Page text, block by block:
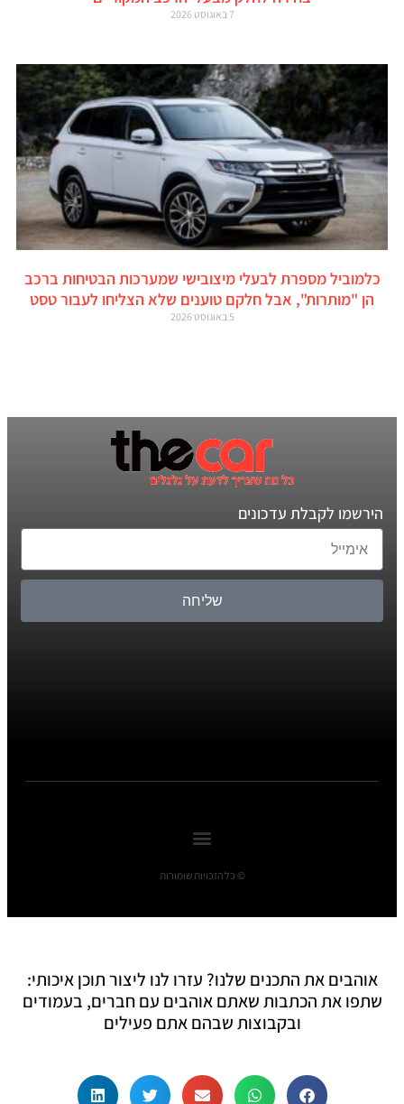
7 באוגוסט 2026
כלמוביל מספרת לבעלי מיצובישי שמערכות הבטיחות ברכב
הן "מותרות", אבל חלקם טוענים שלא הצליחו לעבור טסט
5 באוגוסט 2026
הירשמו לקבלת עדכונים
שליחה
© כל הזכויות שומורות
אוהבים את התכנים שלנו? עזרו לנו ליצור תוכן איכותי:
שתפו את הכתבות שאתם אוהבים עם חברים, בעמודים
ובקבוצות שבהם אתם פעילים